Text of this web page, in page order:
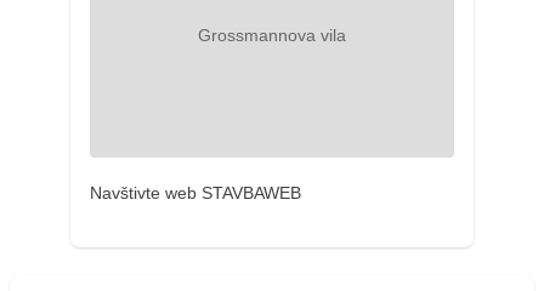
Navštivte web STAVBAWEB